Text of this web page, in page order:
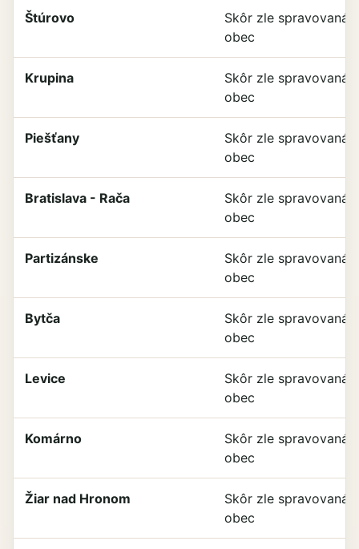
Štúrovo
Skôr zle spravovaná
obec
Krupina
Skôr zle spravovaná
obec
Piešťany
Skôr zle spravovaná
obec
Bratislava - Rača
Skôr zle spravovaná
obec
Partizánske
Skôr zle spravovaná
obec
Bytča
Skôr zle spravovaná
obec
Levice
Skôr zle spravovaná
obec
Komárno
Skôr zle spravovaná
obec
Žiar nad Hronom
Skôr zle spravovaná
obec